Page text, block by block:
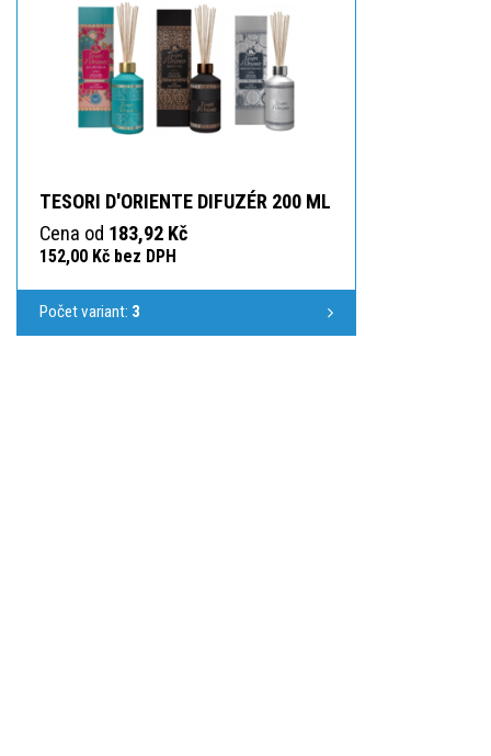
TESORI D'ORIENTE DIFUZÉR 200 ML
Cena od 183,92 Kč
152,00 Kč bez DPH
Počet variant: 3